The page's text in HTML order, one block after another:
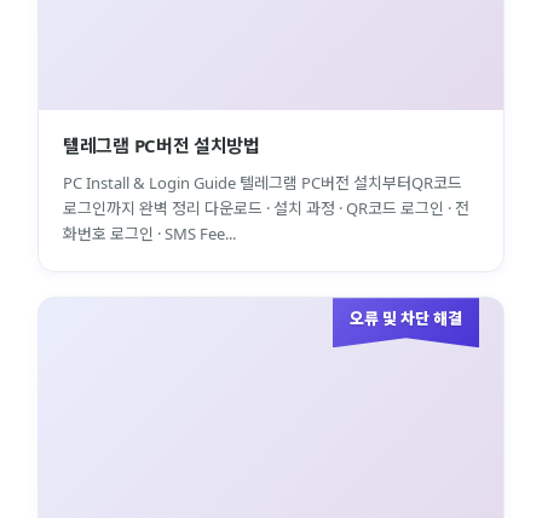
텔레그램 PC버전 설치방법
PC Install & Login Guide 텔레그램 PC버전 설치부터QR코드
로그인까지 완벽 정리 다운로드 · 설치 과정 · QR코드 로그인 · 전
화번호 로그인 · SMS Fee...
오류 및 차단 해결